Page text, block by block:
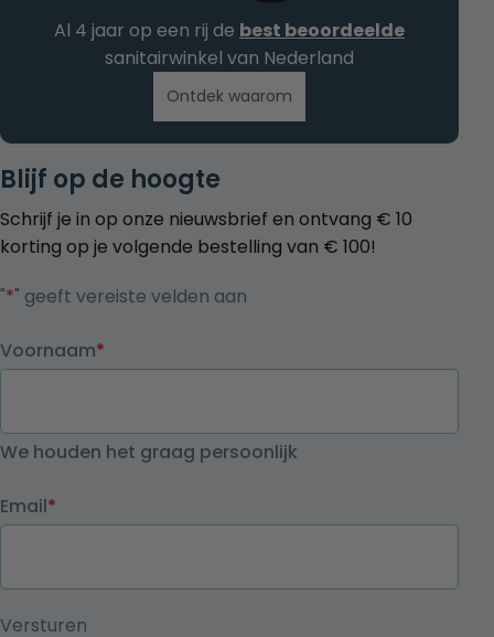
Blijf op de hoogte
Schrijf je in op onze nieuwsbrief en ontvang € 10
korting op je volgende bestelling van € 100!
"*" geeft vereiste velden aan
Voornaam*
We houden het graag persoonlijk
Email*
Al 4 jaar op een rij de best beoordeelde
sanitairwinkel van Nederland
Ontdek waarom